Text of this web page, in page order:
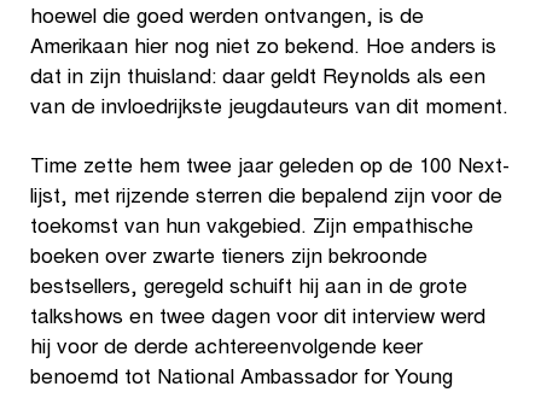
hoewel die goed werden ontvangen, is de
Amerikaan hier nog niet zo bekend. Hoe anders is
dat in zijn thuisland: daar geldt Reynolds als een
van de invloedrijkste jeugdauteurs van dit moment.
Time zette hem twee jaar geleden op de 100 Next-
lijst, met rijzende sterren die bepalend zijn voor de
toekomst van hun vakgebied. Zijn empathische
boeken over zwarte tieners zijn bekroonde
bestsellers, geregeld schuift hij aan in de grote
talkshows en twee dagen voor dit interview werd
hij voor de derde achtereenvolgende keer
benoemd tot National Ambassador for Young